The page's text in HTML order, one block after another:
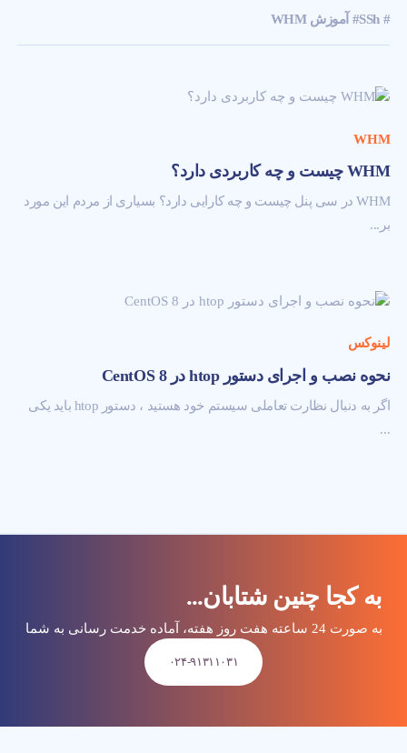
# SSh # آموزش WHM
WHM
WHM چیست و چه کاربردی دارد؟
WHM در سی پنل چیست و چه کارایی دارد؟ بسیاری از مردم این مورد
بر...
لینوکس
نحوه نصب و اجرای دستور htop در CentOS 8
اگر به دنبال نظارت تعاملی سیستم خود هستید ، دستور htop باید یکی
...
به کجا چنین شتابان...
به صورت 24 ساعته هفت روز هفته، آماده خدمت رسانی به شما
۰۲۴-۹۱۳۱۱۰۳۱